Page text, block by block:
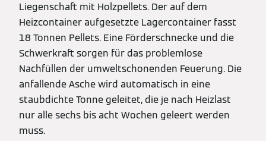
Liegenschaft mit Holzpellets. Der auf dem
Heizcontainer aufgesetzte Lagercontainer fasst
18 Tonnen Pellets. Eine Förderschnecke und die
Schwerkraft sorgen für das problemlose
Nachfüllen der umweltschonenden Feuerung. Die
anfallende Asche wird automatisch in eine
staubdichte Tonne geleitet, die je nach Heizlast
nur alle sechs bis acht Wochen geleert werden
muss.